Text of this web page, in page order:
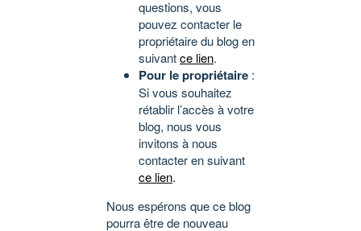
questions, vous
pouvez contacter le
propriétaire du blog en
suivantce lien.
Pour le propriétaire :
Si vous souhaitez
rétablir l’accès à votre
blog, nous vous
invitons à nous
contacter en suivant
ce lien.
Nous espérons que ce blog
pourra être de nouveau